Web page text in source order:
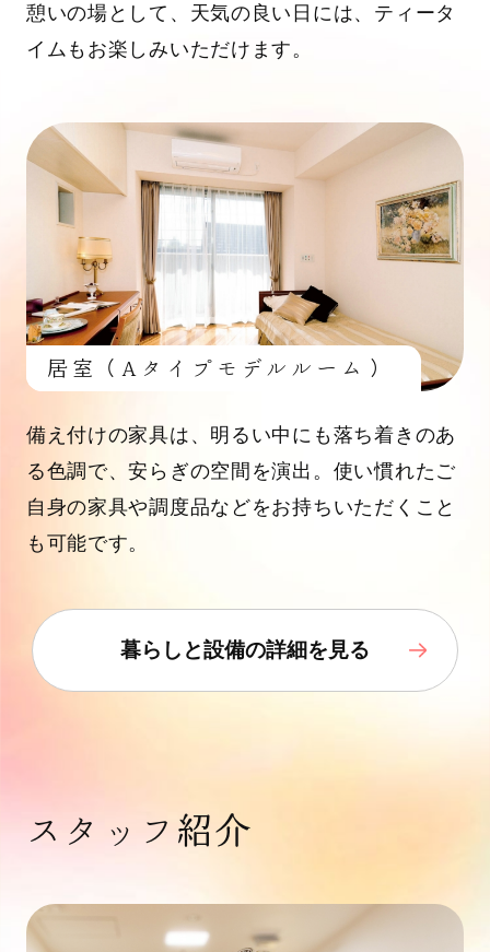
憩いの場として、天気の良い日には、ティータ
イムもお楽しみいただけます。
居室（Aタイプモデルルーム）
備え付けの家具は、明るい中にも落ち着きのあ
る色調で、安らぎの空間を演出。使い慣れたご
自身の家具や調度品などをお持ちいただくこと
も可能です。
暮らしと設備の詳細を見る
スタッフ紹介